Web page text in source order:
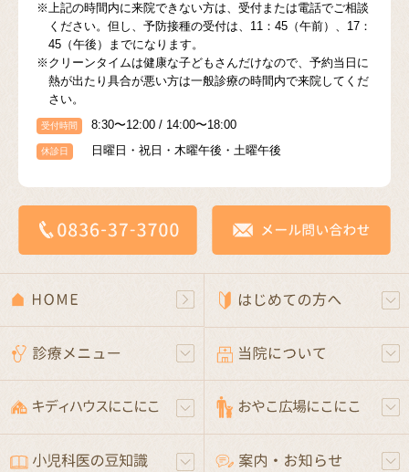
※上記の時間内に来院できない方は、受付または電話でご相談
ください。但し、予防接種の受付は、11：45（午前）、17：
45（午後）までになります。
※クリーンタイムは健康な子どもさんだけなので、予約当日に
熱が出たり具合が悪い方は一般診療の時間内で来院してくだ
さい。
受付時間 8:30〜12:00 / 14:00〜18:00
休診日 日曜日・祝日・木曜午後・土曜午後